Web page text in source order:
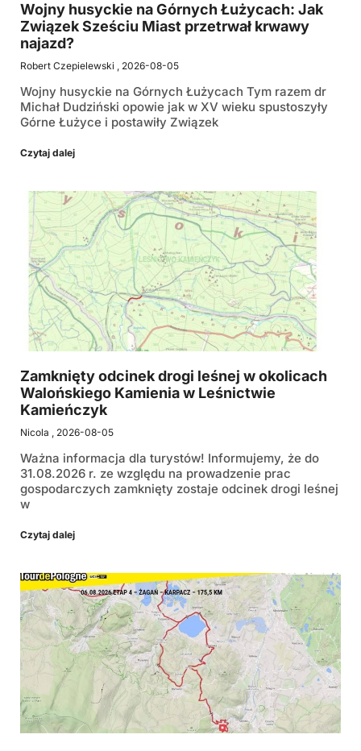
Wojny husyckie na Górnych Łużycach: Jak
Związek Sześciu Miast przetrwał krwawy
najazd?
Robert Czepielewski 2026-08-05
Wojny husyckie na Górnych Łużycach Tym razem dr
Michał Dudziński opowie jak w XV wieku spustoszyły
Górne Łużyce i postawiły Związek
Czytaj dalej
Zamknięty odcinek drogi leśnej w okolicach
Walońskiego Kamienia w Leśnictwie
Kamieńczyk
Nicola 2026-08-05
Ważna informacja dla turystów! Informujemy, że do
31.08.2026 r. ze względu na prowadzenie prac
gospodarczych zamknięty zostaje odcinek drogi leśnej
w
Czytaj dalej